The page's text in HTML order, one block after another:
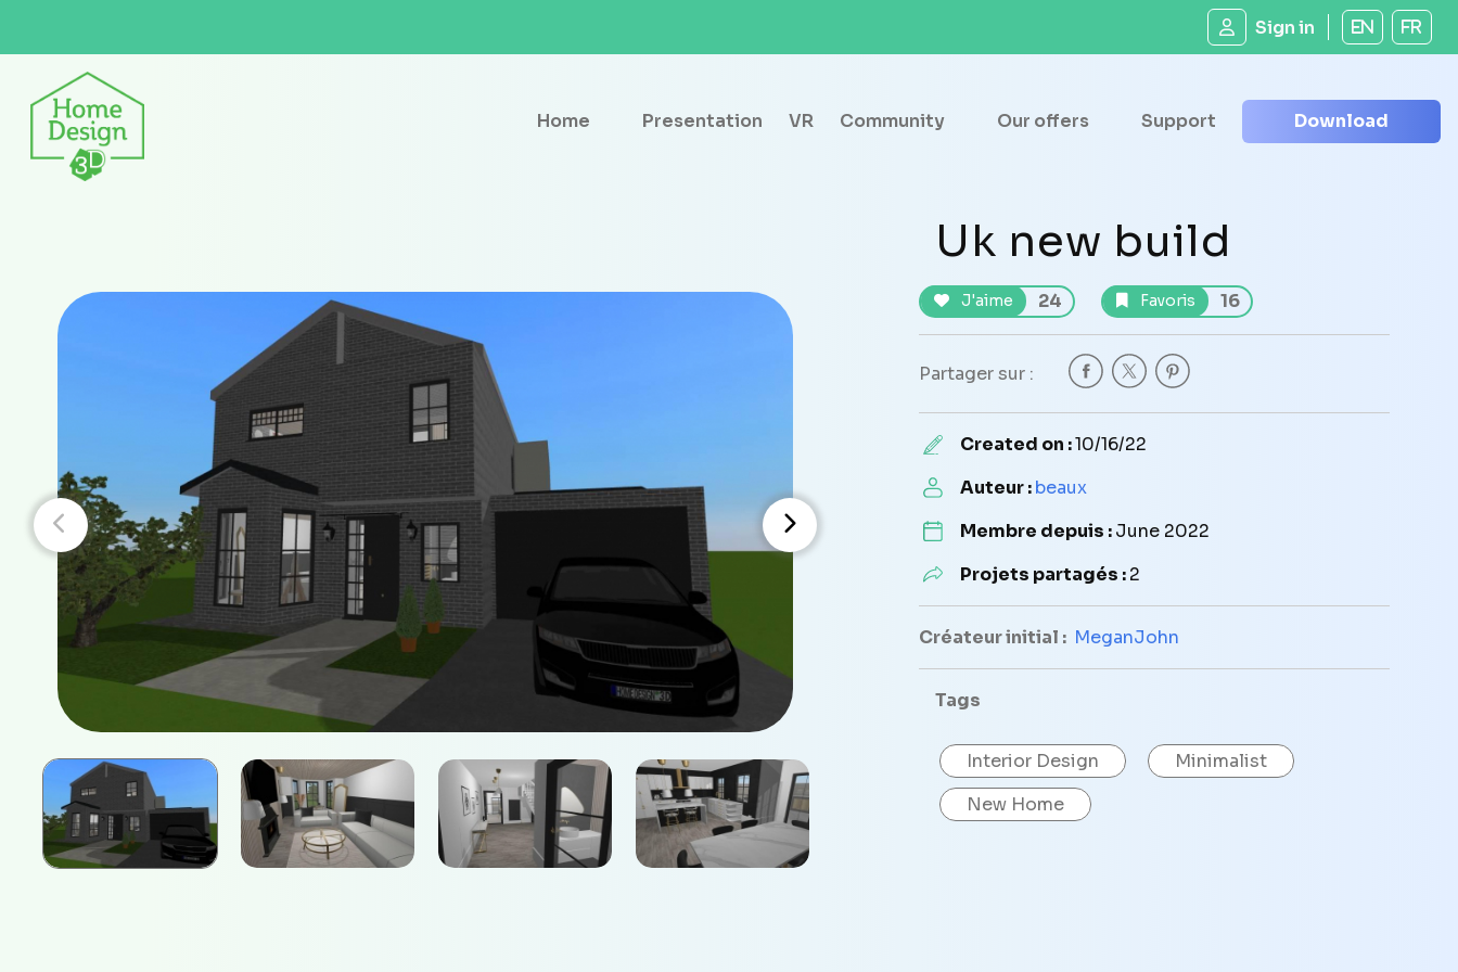
Sign in EN FR
Home Presentation VR Community Our offers Support Download
Uk new build
J'aime 24 Favoris 16
Partager sur :
Created on :10/16/22
Auteur :beaux
Membre depuis :June 2022
Projets partagés :2
Créateur initial : MeganJohn
Tags
Interior Design
Minimalist
New Home